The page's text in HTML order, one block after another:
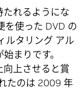
たれるようにな
使った DVD の
ルタリング アル
まりです。
上させると賞
たのは 2009 年